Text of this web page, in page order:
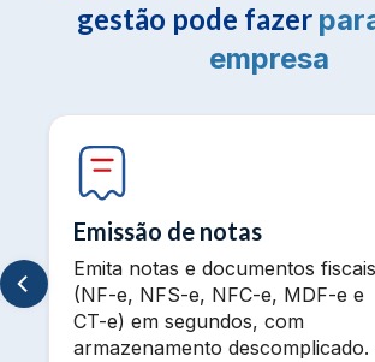
gestão pode fazer
empresa
Emissão de notas
Emita notas e documentos fiscais
(NF-e, NFS-e, NFC-e, MDF-e e
CT-e) em segundos, com
armazenamento descomplicado.